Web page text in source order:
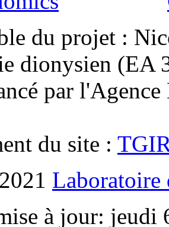
du projet :
dionysien
par l'Agence
du site :
Laboratoire
à jour: